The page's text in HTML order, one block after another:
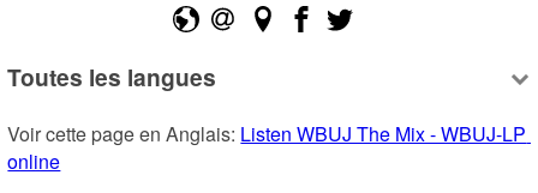
Toutes les langues
Voir cette page en Anglais: Listen WBUJ The Mix - WBUJ-LP
online